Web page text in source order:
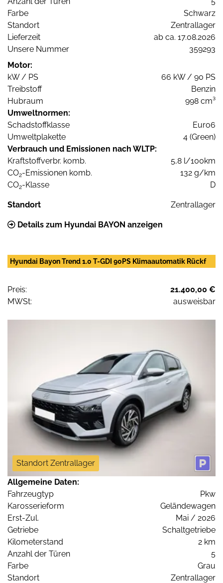
Farbe
Schwarz
Standort
Zentrallager
Lieferzeit
ab ca. 17.08.2026
Unsere Nummer
359293
Motor:
kW / PS
66 kW / 90 PS
Treibstoff
Benzin
Hubraum
998 cm³
Umweltnormen:
Schadstoffklasse
Euro6
Umweltplakette
4 (Green)
Verbrauch und Emissionen nach WLTP:
Kraftstoffverbr. komb.
5,8 l/100km
CO2-Emissionen komb.
132 g/km
CO2-Klasse D
Standort Zentrallager
Details zum Hyundai BAYON anzeigen
Hyundai Bayon Trend 1.0 T-GDI 90PS Klimaautomatik Rückf
Preis:
21.400,00 €
MWSt:
ausweisbar
Standort Zentrallager
Allgemeine Daten:
Fahrzeugtyp
Pkw
Karosserieform
Geländewagen
Erst-Zul.
Mai / 2026
Getriebe
Schaltgetriebe
Kilometerstand
2 km
Anzahl der Türen
5
Farbe
Grau
Standort
Zentrallager